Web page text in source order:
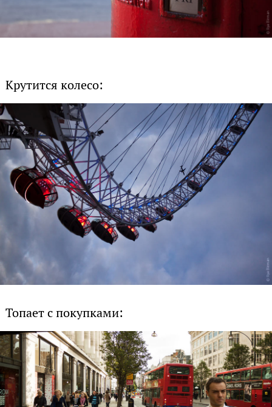
Крутится колесо:
Топает с покупками: